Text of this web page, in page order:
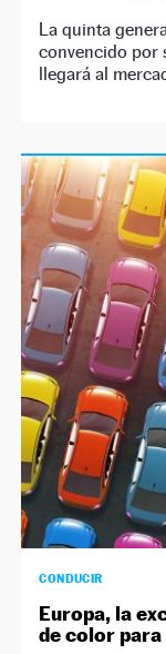
La quinta
convencido por
llegará al
CONDUCIR
Europa, la
de color para